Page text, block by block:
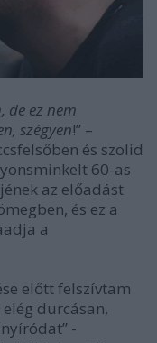
ez nem
szégyen!” –
és szolid
60-as
az előadást
és ez a
a
előtt felszívtam
durcásan,
-